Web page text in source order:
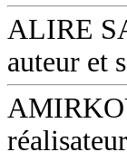
ALIRE
auteur et